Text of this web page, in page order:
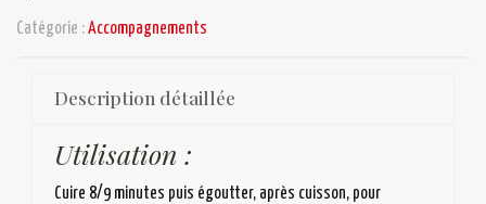
Catégorie : Accompagnements
Description détaillée
Utilisation :
Cuire 8/9 minutes puis égoutter, après cuisson, pour